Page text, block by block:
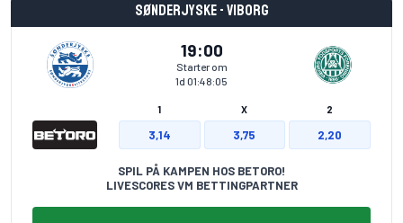
Sønderjyske - Viborg
19:00
Starter om
1d 01:48:04
1 X 2
3,14 3,75 2,20
SPIL PÅ KAMPEN HOS BETORO!
LIVESCORES VM BETTINGPARTNER